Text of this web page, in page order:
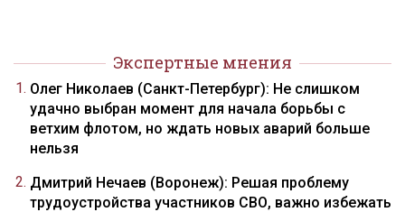
Экспертные мнения
Олег Николаев (Санкт-Петербург): Не слишком
удачно выбран момент для начала борьбы с
ветхим флотом, но ждать новых аварий больше
нельзя
Дмитрий Нечаев (Воронеж): Решая проблему
трудоустройства участников СВО, важно избежать